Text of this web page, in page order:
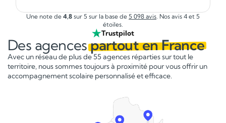
Une note de 4,8 sur 5 sur la base de 5 098 avis . Nos avis 4 et 5
étoiles.
Trustpilot
Des agencespartout en France
Avec un réseau de plus de 55 agences réparties sur tout le
territoire, nous sommes toujours à proximité pour vous offrir un
accompagnement scolaire personnalisé et efficace.